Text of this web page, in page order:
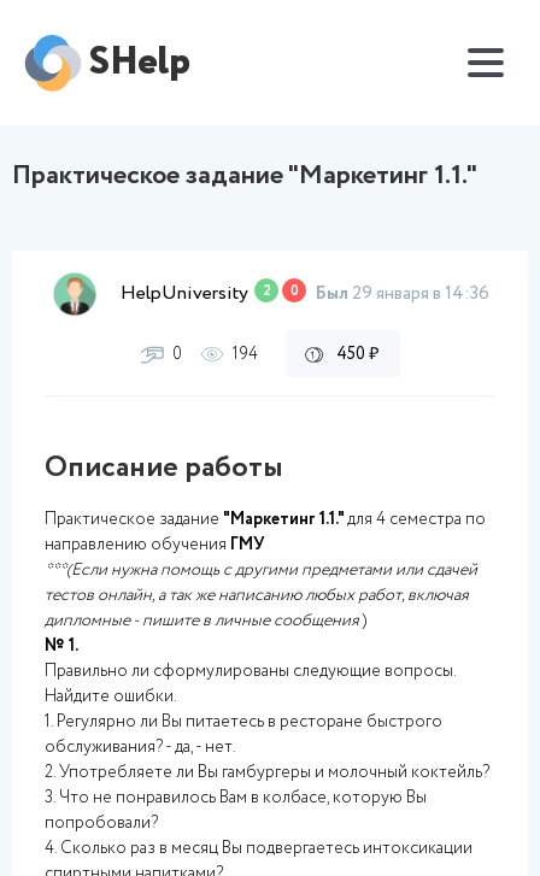
SHelp
Практическое задание "Маркетинг 1.1."
HelpUniversity 2 0 Был 29 января в 14:36
0 194 450 ₽
Описание работы
Практическое задание "Маркетинг 1.1."для 4 семестра по
направлению обучения ГМУ
***(Если нужна помощь с другими предметами или сдачей
тестов онлайн, а так же написанию любых работ, включая
дипломные - пишите в личные сообщения)
№ 1.
Правильно ли сформулированы следующие вопросы.
Найдите ошибки.
1. Регулярно ли Вы питаетесь в ресторане быстрого
обслуживания? - да, - нет.
2. Употребляете ли Вы гамбургеры и молочный коктейль?
3. Что не понравилось Вам в колбасе, которую Вы
попробовали?
4. Сколько раз в месяц Вы подвергаетесь интоксикации